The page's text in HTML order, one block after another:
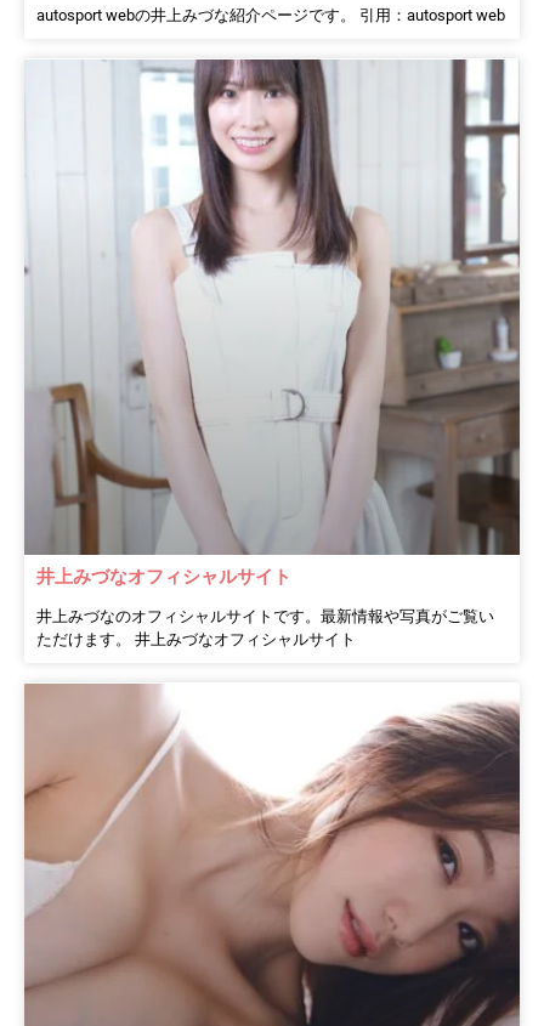
autosport webの井上みづな紹介ページです。 引用：autosport web
井上みづなオフィシャルサイト
井上みづなのオフィシャルサイトです。最新情報や写真がご覧い
ただけます。 井上みづなオフィシャルサイト